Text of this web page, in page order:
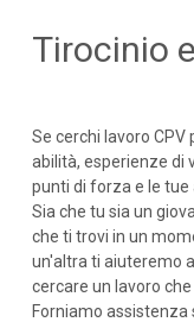
Tirocinio
Se cerchi lavoro
abilità, esperienze di
punti di forza e le tue
Sia che tu sia un
che ti trovi in un
un'altra ti aiuteremo
cercare un lavoro
Forniamo assistenza